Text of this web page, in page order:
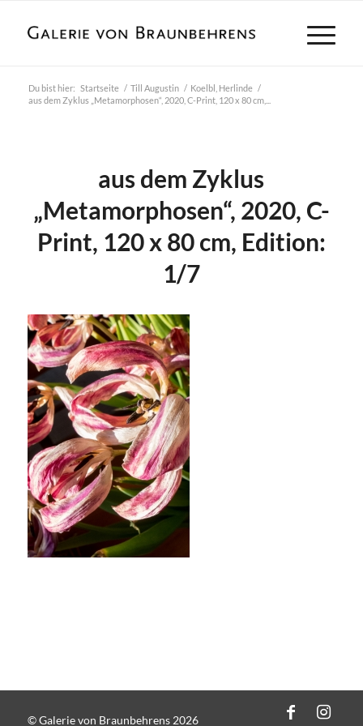
Du bist hier: Startseite / Till Augustin / Koelbl, Herlinde /
aus dem Zyklus „Metamorphosen“, 2020, C-Print, 120 x 80 cm,...
aus dem Zyklus
„Metamorphosen“, 2020, C-
Print, 120 x 80 cm, Edition:
1/7
© Galerie von Braunbehrens 2026